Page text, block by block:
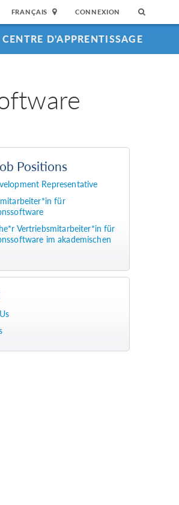
FRANÇAIS CONNEXION
CENTRE D'APPRENTISSAGE
Positions
Representative
für
Vertriebsmitarbeiter*in für
im akademischen